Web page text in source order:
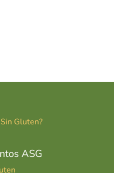
Gluten?
ASG